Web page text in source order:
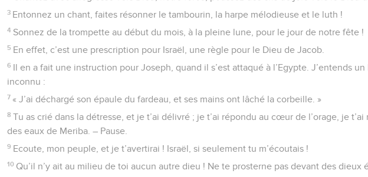
3 Entonnez un chant, faites résonner le tambourin, la harpe mélodieuse et le luth !
4 Sonnez de la trompette au début du mois, à la pleine lune, pour le jour de notre fête !
5 En effet, c’est une prescription pour Israël, une règle pour le Dieu de Jacob.
6 Il en a fait une instruction pour Joseph, quand il s’est attaqué à l’Egypte. J’entends un
inconnu :
7 « J’ai déchargé son épaule du fardeau, et ses mains ont lâché la corbeille. »
8 Tu as crié dans la détresse, et je t’ai délivré ; je t’ai répondu au cœur de l’orage, je t’ai
des eaux de Meriba. – Pause.
9 Ecoute, mon peuple, et je t’avertirai ! Israël, si seulement tu m’écoutais !
10 Qu’il n’y ait au milieu de toi aucun autre dieu ! Ne te prosterne pas devant des dieux